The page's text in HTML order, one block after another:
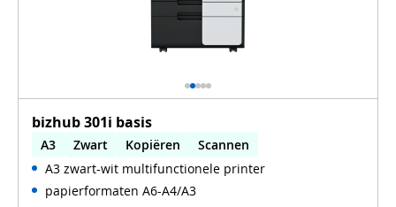
bizhub 301i basis
A3 Zwart Kopiëren
Scannen
Automatisch dubbelzijdig printen
A3 zwart-wit multifunctionele printer
papierformaten A6-A4/A3